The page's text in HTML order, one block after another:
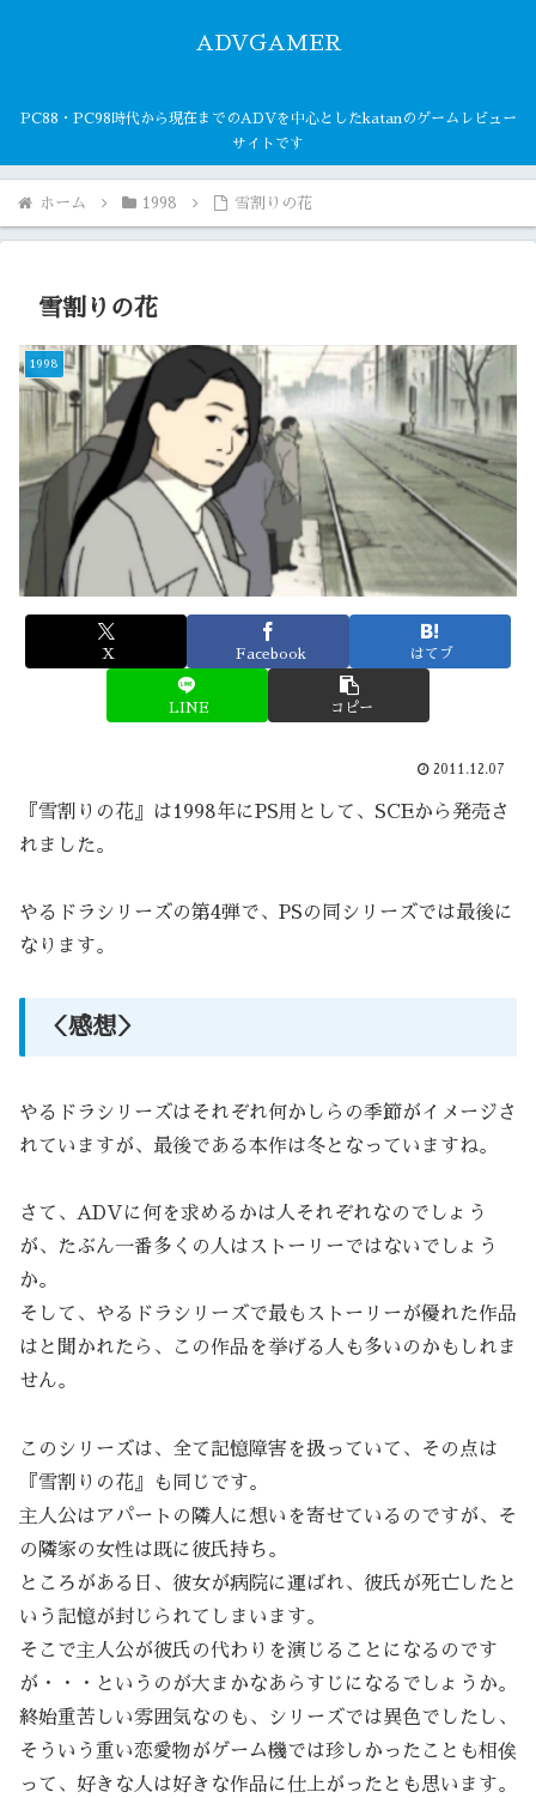
ADVGAMER
PC88・PC98時代から現在までのADVを中心としたkatanのゲームレビュー
サイトです
ホーム 1998 雪割りの花
雪割りの花
1998
X Facebook はてブ
LINE コピー
2011.12.07
『雪割りの花』は1998年にPS用として、SCEから発売さ
れました。
やるドラシリーズの第4弾で、PSの同シリーズでは最後に
なります。
＜感想＞
やるドラシリーズはそれぞれ何かしらの季節がイメージさ
れていますが、最後である本作は冬となっていますね。
さて、ADVに何を求めるかは人それぞれなのでしょう
が、たぶん一番多くの人はストーリーではないでしょう
か。
そして、やるドラシリーズで最もストーリーが優れた作品
はと聞かれたら、この作品を挙げる人も多いのかもしれま
せん。
このシリーズは、全て記憶障害を扱っていて、その点は
『雪割りの花』も同じです。
主人公はアパートの隣人に想いを寄せているのですが、そ
の隣家の女性は既に彼氏持ち。
ところがある日、彼女が病院に運ばれ、彼氏が死亡したと
いう記憶が封じられてしまいます。
そこで主人公が彼氏の代わりを演じることになるのです
が・・・というのが大まかなあらすじになるでしょうか。
終始重苦しい雰囲気なのも、シリーズでは異色でしたし、
そういう重い恋愛物がゲーム機では珍しかったことも相俟
って、好きな人は好きな作品に仕上がったとも思います。